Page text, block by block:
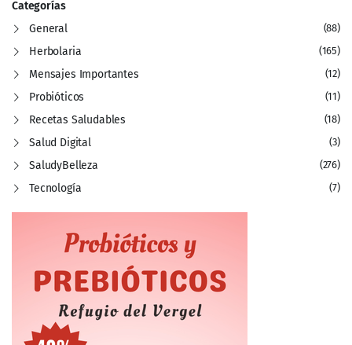
Categorías
General
(88)
Herbolaria (165)
Mensajes Importantes (12)
Probióticos (11)
Recetas Saludables (18)
Salud Digital (3)
SaludyBelleza (276)
Tecnología (7)